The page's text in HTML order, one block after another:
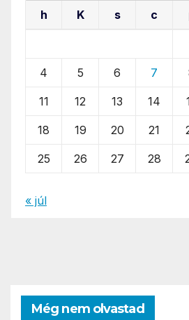
h K s c
4 5 6 7
11 12 13 14
18 19 20 21
25 26 27 28
« júl
Még nem olvastad